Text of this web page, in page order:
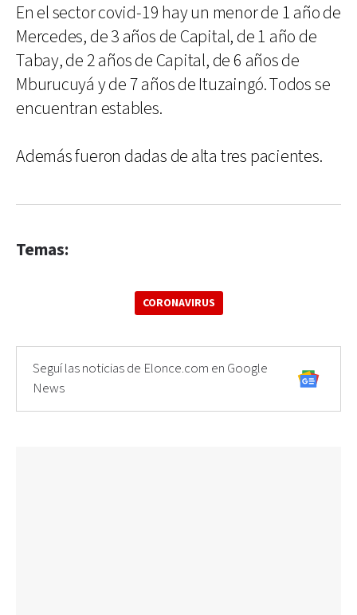
En el sector covid-19 hay un menor de 1 año de
Mercedes, de 3 años de Capital, de 1 año de
Tabay, de 2 años de Capital, de 6 años de
Mburucuyá y de 7 años de Ituzaingó. Todos se
encuentran estables.
Además fueron dadas de alta tres pacientes.
Temas:
CORONAVIRUS
Seguí las noticias de Elonce.com en Google
News